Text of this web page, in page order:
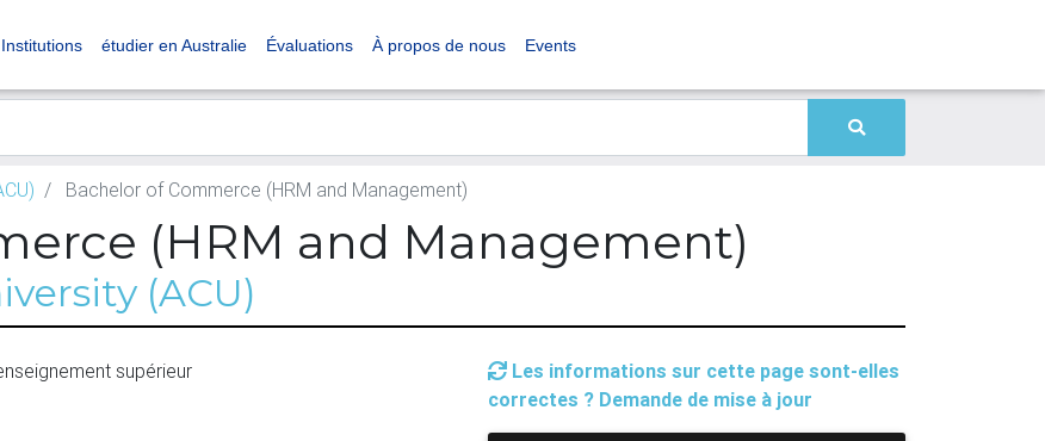
Institutions étudier en Australie Évaluations À propos de nous Events
Bachelor of Commerce (HRM and Management)
(HRM and Management)
(ACU)
supérieur
Les informations sur cette page sont-elles
correctes ? Demande de mise à jour